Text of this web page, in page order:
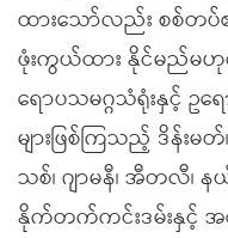
ထားသော်လည်း စစ်
ဖုံးကွယ်ထား နိုင်မည်မဟု
ရောပသမဂ္ဂသံရုံးနှင့် ဥရ
များဖြစ်ကြသည့် ဒိန်းမ
သစ်၊ ဂျာမနီ၊ အီတလီ၊
နိုက်တက်ကင်းဒမ်းနှင့် အ